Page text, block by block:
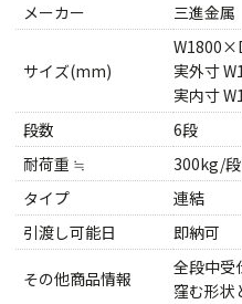
メーカー 三進金属
サイズ(mm)
実外寸
実内寸
段数
6段
耐荷重 ≒
300kg/段
タイプ
連結
引渡し可能日
即納可
その他商品情報
全段中受
窪む形状